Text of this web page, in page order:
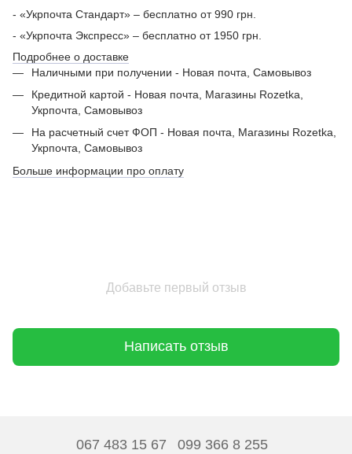
- «Укрпочта Стандарт» – бесплатно от 990 грн.
- «Укрпочта Экспресс» – бесплатно от 1950 грн.
Подробнее о доставке
Наличными при получении - Новая почта, Самовывоз
Кредитной картой - Новая почта, Магазины Rozetka,
Укрпочта, Самовывоз
На расчетный счет ФОП - Новая почта, Магазины Rozetka,
Укрпочта, Самовывоз
Больше информации про оплату
Добавьте первый отзыв
Написать отзыв
067 483 15 67 099 366 8 255